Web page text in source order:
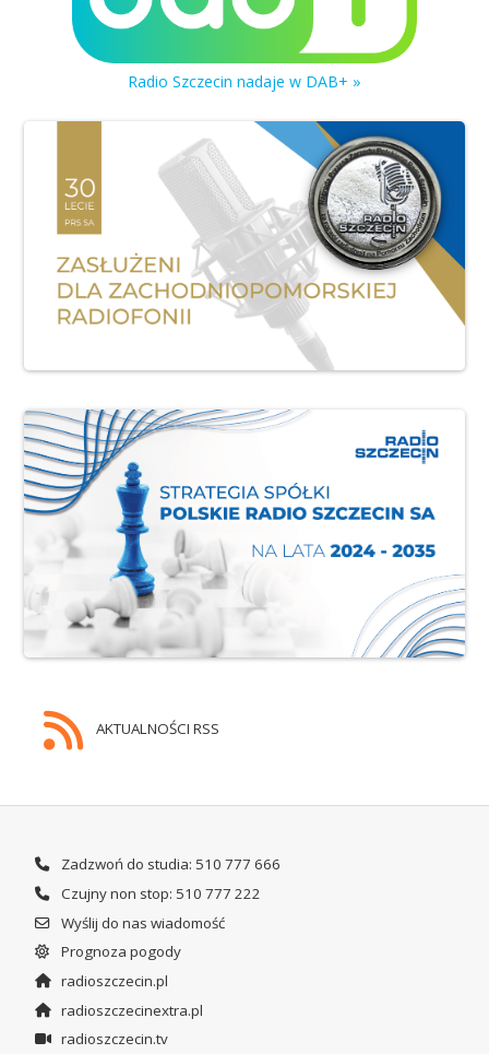
Radio Szczecin nadaje w DAB+ »
AKTUALNOŚCI RSS
Zadzwoń do studia: 510 777 666
Czujny non stop: 510 777 222
Wyślij do nas wiadomość
Prognoza pogody
radioszczecin.pl
radioszczecinextra.pl
radioszczecin.tv